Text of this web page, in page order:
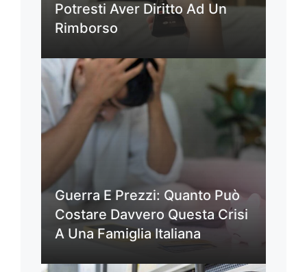
Potresti Aver Diritto Ad Un
Rimborso
Guerra E Prezzi: Quanto Può
Costare Davvero Questa Crisi
A Una Famiglia Italiana